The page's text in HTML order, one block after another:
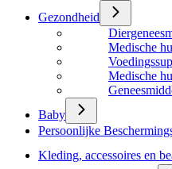
Gezondheid
Medische
Medische
Baby
Persoonlijke
Kleding, accessoires en